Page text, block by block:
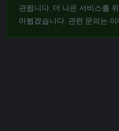
관됩니다. 더 나은 서비스를
아뵙겠습니다. 관련 문의는